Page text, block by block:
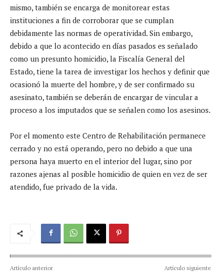
mismo, también se encarga de monitorear estas
instituciones a fin de corroborar que se cumplan
debidamente las normas de operatividad. Sin embargo,
debido a que lo acontecido en días pasados es señalado
como un presunto homicidio, la Fiscalía General del
Estado, tiene la tarea de investigar los hechos y definir que
ocasionó la muerte del hombre, y de ser confirmado su
asesinato, también se deberán de encargar de vincular a
proceso a los imputados que se señalen como los asesinos.
Por el momento este Centro de Rehabilitación permanece
cerrado y no está operando, pero no debido a que una
persona haya muerto en el interior del lugar, sino por
razones ajenas al posible homicidio de quien en vez de ser
atendido, fue privado de la vida.
Artículo anterior Artículo siguiente